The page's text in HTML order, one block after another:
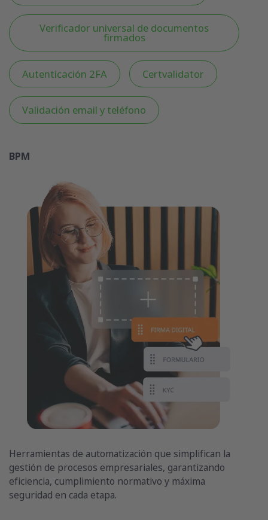
Verificador universal de documentos
firmados
Autenticación 2FA Certvalidator
Validación email y teléfono
BPM
Herramientas de automatización que simplifican la
gestión de procesos empresariales, garantizando
eficiencia, cumplimiento normativo y máxima
seguridad en cada etapa.